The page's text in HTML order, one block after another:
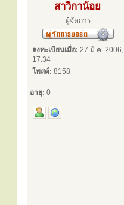
สาวิกาน้อย
ผู้จัดการ
ลงทะเบียนเมื่อ: 27 มี.ค. 2006,
17:34
โพสต์: 8158
อายุ: 0